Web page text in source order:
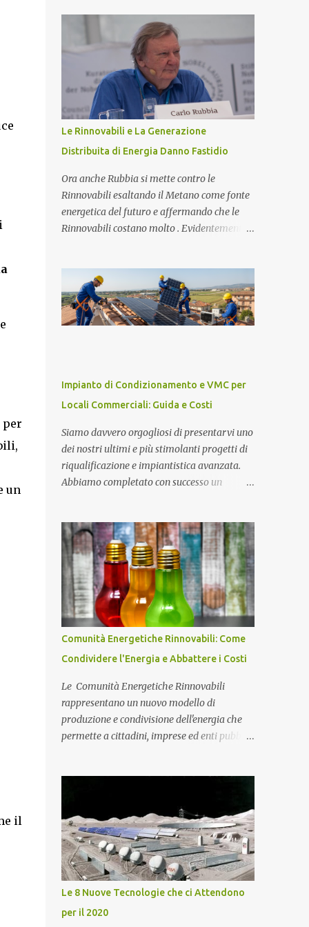
per
un
il
sono protoni e neutroni nel nucleo atomico...
fondamentali per garantire l'efficienza e
l'ottimizzazione dell'intero sistema è il
toroide o meter . Questo componente, spesso
sottovalutato, gioca un ruolo cruciale nella
gestione dell'energia prodotta e accumulata,
contribuendo significativamente a
migliorare le prestazioni complessive
esploreremo nel dettaglio l'importanza del
toroide negli impianti fotovoltaici con
accumulo di energia, come funziona, e
perché è essenziale per ottimizzare il
rendimento energetico. Approfondiremo
dell'intero sistema. Cos'è un Toroide o Meter
e Come Funziona? Il toroide (o meter) è un
dispositivo el...
Le Rinnovabili e La Generazione
Distribuita di Energia Danno Fastidio
Ora anche Rubbia si mette contro le
Rinnovabili esaltando il Metano come fonte
energetica del futuro e affermando che le
Rinnovabili costano molto . Evidentemente
sempre più paura. Ma procediamo per gradi.
Chi è Carlo Rubbia? Carlo Rubbia
probabilmente non necessita di
presentazioni in quanto trattasi di uno dei
attualmente è Senatore della Repubblica con
nomina presidenziale ( Senatore a Vita della
Repubblica Italiana ). Collabora con il
CIEMAT (centro di ricerca sull'energia,
l'ambiente e la tecnologia), un organismo
spagnolo simile all'italiano ENEA, come
consigliere speciale per la ricerca in campo
aveva avviato nel 2001 all'ENEA con il
Progetto Archimede. Nel 2007 viene
nominato membro Gr...
Impianto di Condizionamento e VMC per
Locali Commerciali: Guida e Costi
Siamo davvero orgogliosi di presentarvi uno
dei nostri ultimi e più stimolanti progetti di
riqualificazione e impiantistica avanzata.
Abbiamo completato con successo un
polifunzionale, caratterizzato da una sala
principale, una zona bar, un'area sottopalco
e servizi igienici dedicati, progettato per
accogliere fino a 200 persone in totale
sicurezza e comfort. Impianto Fotovoltaico
da 36 kWp Grid-Connected Per completare
l'efficentamento energetico e ridurre
drasticamente i costi di gestione
dell'immobile, abbiamo inoltre installato un
potente impianto fotovoltaico da 36 kWp in
configurazione grid-connected senza
accumulo. Il sistema si compone di 80
moduli fotovoltaici di ultima generazione ad
stringa e ai quadri elettrici dedicati. Un
commerciale di autoprodurre ...
Comunità Energetiche Rinnovabili: Come
Condividere l'Energia e Abbattere i Costi
Le Comunità Energetiche Rinnovabili
rappresentano un nuovo modello di
produzione e condivisione dell'energia che
permette a cittadini, imprese ed enti pubblici
Comunità Energetiche Rinnovabili stanno
assumendo un ruolo sempre più importante
nel panorama energetico italiano. Si tratta di
associazioni tra cittadini, imprese, enti locali,
cooperative e organizzazioni che decidono di
produrre, consumare e condividere energia
elettrica proveniente da fonti rinnovabili,
Le 8 Nuove Tecnologie che ci Attendono
per il 2020